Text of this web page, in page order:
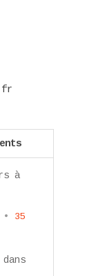
à
• 35